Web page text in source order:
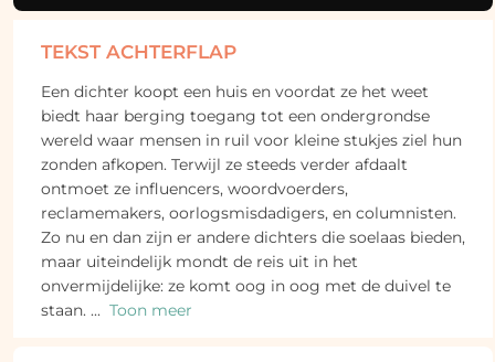
TEKST ACHTERFLAP
Een dichter koopt een huis en voordat ze het weet
biedt haar berging toegang tot een ondergrondse
wereld waar mensen in ruil voor kleine stukjes ziel hun
zonden afkopen. Terwijl ze steeds verder afdaalt
ontmoet ze influencers, woordvoerders,
reclamemakers, oorlogsmisdadigers, en columnisten.
Zo nu en dan zijn er andere dichters die soelaas bieden,
maar uiteindelijk mondt de reis uit in het
onvermijdelijke: ze komt oog in oog met de duivel te
staan. ... Toon meer